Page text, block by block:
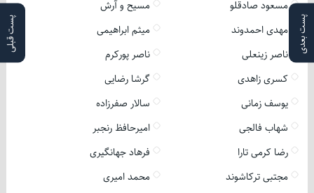
پست بعدی پست قبلی
مسعود صادقلو
مسیح و آرش
مهدی احمدوند
میثم ابراهیمی
ناصر زینعلی
ناصر پورکرم
کسری زاهدی
گرشا رضایی
یوسف زمانی
سالار صفرزاده
شهاب فالجی
امیرحافظ رنجبر
رضا کرمی تارا
فرهاد جهانگیری
مجتبی ترکاشوند
محمد امیری